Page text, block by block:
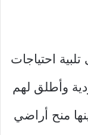
احتياجات
وأطلق لهم
منح أراضي